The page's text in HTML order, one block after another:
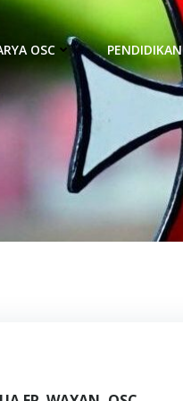
OSC PENDIDIKAN